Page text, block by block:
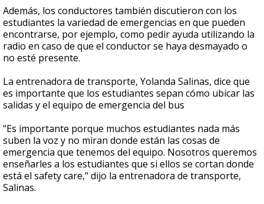
Además, los conductores también discutieron con los
estudiantes la variedad de emergencias en que pueden
encontrarse, por ejemplo, como pedir ayuda utilizando la
radio en caso de que el conductor se haya desmayado o
no esté presente.
La entrenadora de transporte, Yolanda Salinas, dice que
es importante que los estudiantes sepan cómo ubicar las
salidas y el equipo de emergencia del bus
"Es importante porque muchos estudiantes nada más
suben la voz y no miran donde están las cosas de
emergencia que tenemos del equipo. Nosotros queremos
enseñarles a los estudiantes que si ellos se cortan donde
está el safety care," dijo la entrenadora de transporte,
Salinas.